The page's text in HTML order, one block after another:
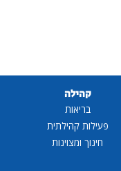
קהילה
בריאות
פעילות קהילתית
חינוך ומצוינות